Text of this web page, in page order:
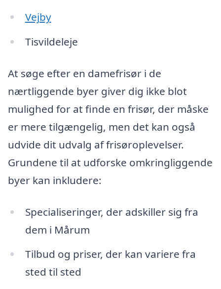
Vejby
Tisvildeleje
At søge efter en damefrisør i de
nærtliggende byer giver dig ikke blot
mulighed for at finde en frisør, der måske
er mere tilgængelig, men det kan også
udvide dit udvalg af frisøroplevelser.
Grundene til at udforske omkringliggende
byer kan inkludere:
Specialiseringer, der adskiller sig fra
dem i Mårum
Tilbud og priser, der kan variere fra
sted til sted